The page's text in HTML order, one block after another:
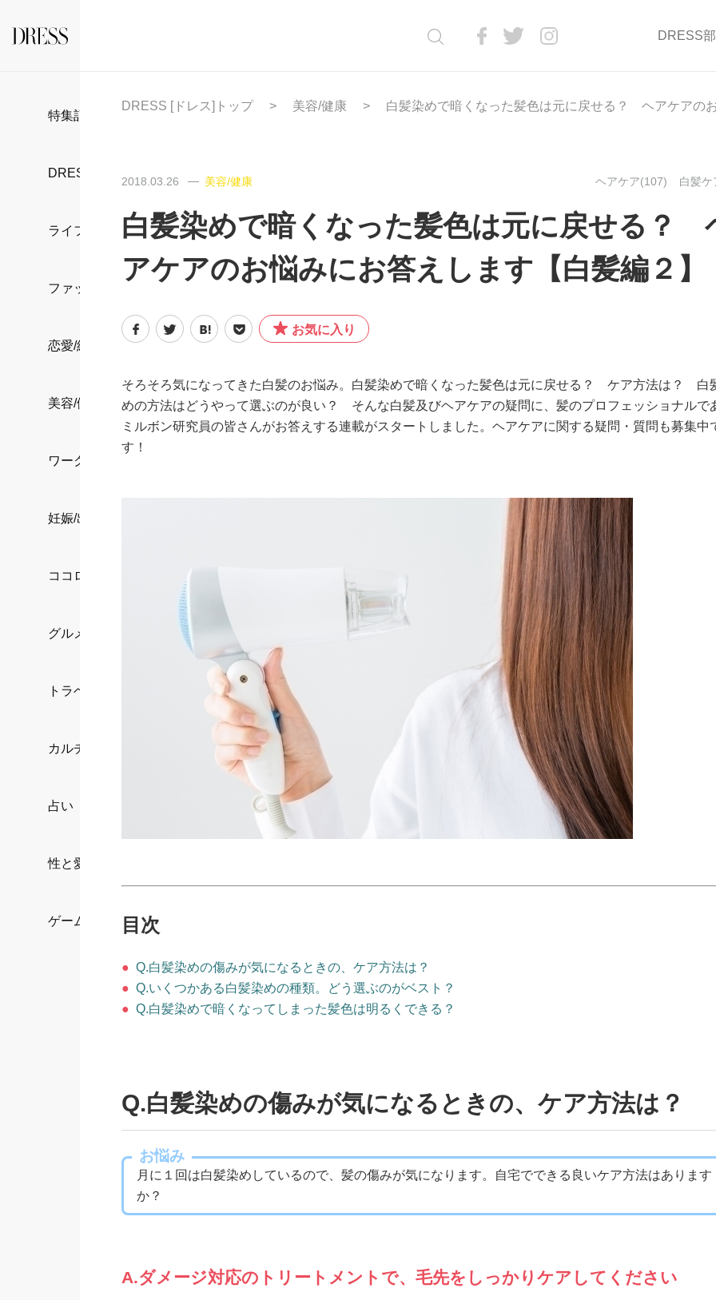
DRESS
特集記事
DRESS部活
ライフスタイル
ファッション
恋愛/結婚/離婚
美容/健康
ワークスタイル
妊娠/出産/家族
ココロ/カラダ
グルメ
トラベル
カルチャー/エンタメ
占い
性と愛
ゲーム
DRESS [ドレス]トップ 美容/健康 白髪染めで暗くなった髪色は元に戻せる？ ヘアケアの
2018.03.26 美容/健康 ヘアケア(107) 白髪ケ
白髪染めで暗くなった髪色は元に戻せる？
アケアのお悩みにお答えします【白髪編２】
お気に入り
そろそろ気になってきた白髪のお悩み。白髪染めで暗くなった髪色は元に戻せる？ ケア方法は？ 白
めの方法はどうやって選ぶのが良い？ そんな白髪及びヘアケアの疑問に、髪のプロフェッショナルで
ミルボン研究員の皆さんがお答えする連載がスタートしました。ヘアケアに関する疑問・質問も募集中
す！
目次
● Q.白髪染めの傷みが気になるときの、ケア方法は？
● Q.いくつかある白髪染めの種類。どう選ぶのがベスト？
● Q.白髪染めで暗くなってしまった髪色は明るくできる？
Q.白髪染めの傷みが気になるときの、ケア方法は？
お悩み
月に１回は白髪染めしているので、髪の傷みが気になります。自宅でできる良いケア方法はあります
か？
A.ダメージ対応のトリートメントで、毛先をしっかりケアしてください